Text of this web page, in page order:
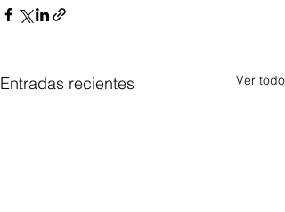
Entradas recientes Ver todo